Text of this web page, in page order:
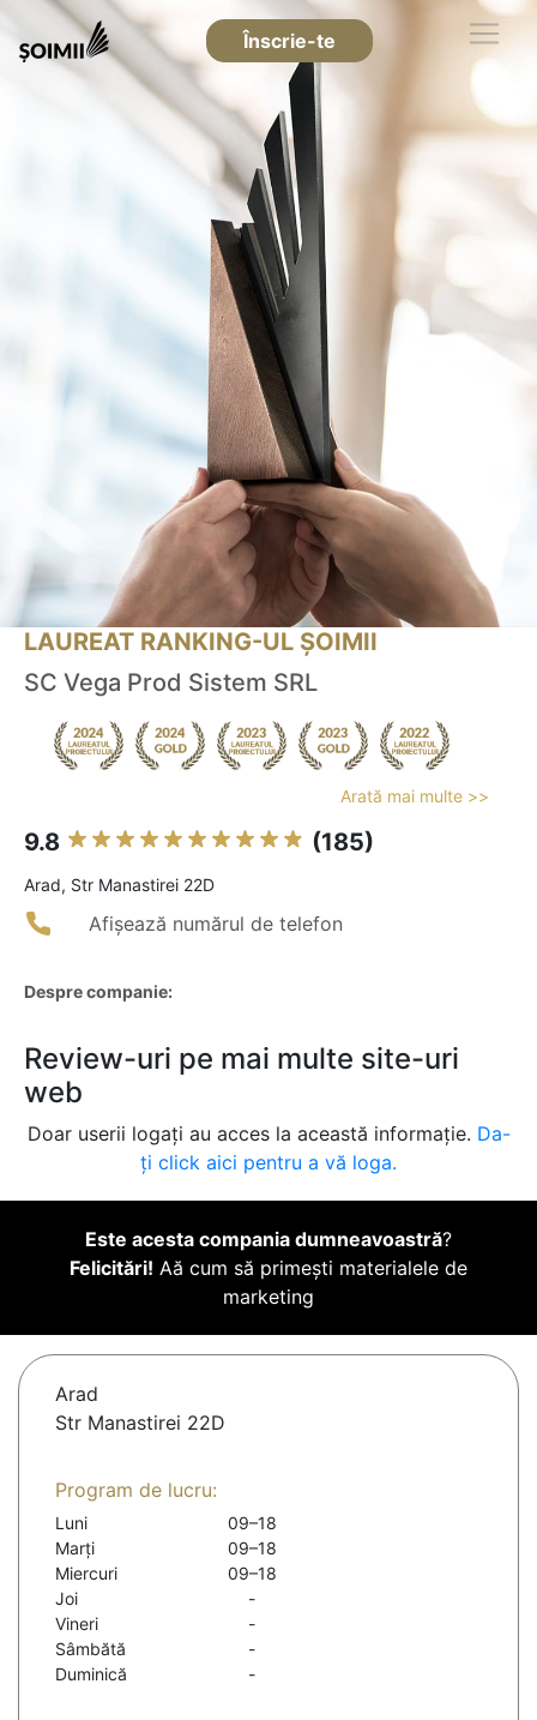
Înscrie-te
LAUREAT RANKING-UL ȘOIMII
SC Vega Prod Sistem SRL
Arată mai multe >>
9.8 (185)
Arad, Str Manastirei 22D
Afișează numărul de telefon
Despre companie:
Review-uri pe mai multe site-uri
web
Doar userii logați au acces la această informație. Da-
ți click aici pentru a vă loga.
Este acesta compania dumneavoastră?
Felicitări! Aă cum să primești materialele de
marketing
Arad
Str Manastirei 22D
Program de lucru:
Luni
09–18
Marți
09–18
Miercuri
09–18
Joi
-
Vineri
-
Sâmbătă
-
Duminică
-